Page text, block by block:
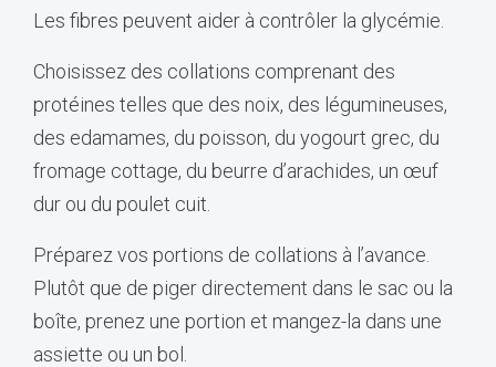
Les fibres peuvent aider à contrôler la glycémie.
Choisissez des collations comprenant des
protéines telles que des noix, des légumineuses,
des edamames, du poisson, du yogourt grec, du
fromage cottage, du beurre d’arachides, un œuf
dur ou du poulet cuit.
Préparez vos portions de collations à l’avance.
Plutôt que de piger directement dans le sac ou la
boîte, prenez une portion et mangez-la dans une
assiette ou un bol.